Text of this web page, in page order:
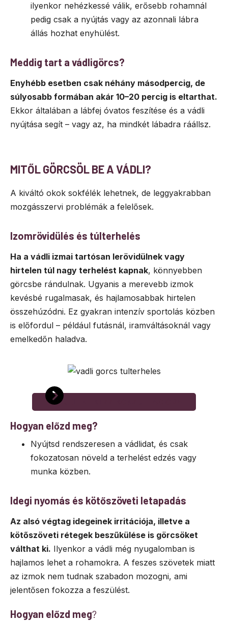
ilyenkor nehézkessé válik, erősebb rohamnál
pedig csak a nyújtás vagy az azonnali lábra
állás hozhat enyhülést.
Meddig tart a vádligörcs?
Enyhébb esetben csak néhány másodpercig, de
súlyosabb formában akár 10–20 percig is eltarthat.
Ekkor általában a lábfej óvatos feszítése és a vádli
nyújtása segít – vagy az, ha mindkét lábadra ráállsz.
MITŐL GÖRCSÖL BE A VÁDLI?
A kiváltó okok sokfélék lehetnek, de leggyakrabban
mozgásszervi problémák a felelősek.
Izomrövidülés és túlterhelés
Ha a vádli izmai tartósan lerövidülnek vagy
hirtelen túl nagy terhelést kapnak, könnyebben
görcsbe rándulnak. Ugyanis a merevebb izmok
kevésbé rugalmasak, és hajlamosabbak hirtelen
összehúzódni. Ez gyakran intenzív sportolás közben
is előfordul – például futásnál, iramváltásoknál vagy
emelkedőn haladva.
Hogyan előzd meg?
Nyújtsd rendszeresen a vádlidat, és csak
fokozatosan növeld a terhelést edzés vagy
munka közben.
Idegi nyomás és kötőszöveti letapadás
Az alsó végtag idegeinek irritációja, illetve a
kötőszöveti rétegek beszűkülése is görcsöket
válthat ki. Ilyenkor a vádli még nyugalomban is
hajlamos lehet a rohamokra. A feszes szövetek miatt
az izmok nem tudnak szabadon mozogni, ami
jelentősen fokozza a feszülést.
Hogyan előzd meg?